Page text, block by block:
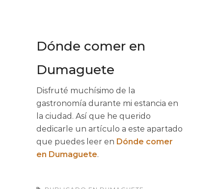
Dónde comer en
Dumaguete
Disfruté muchísimo de la
gastronomía durante mi estancia en
la ciudad. Así que he querido
dedicarle un artículo a este apartado
que puedes leer en Dónde comer
en Dumaguete.